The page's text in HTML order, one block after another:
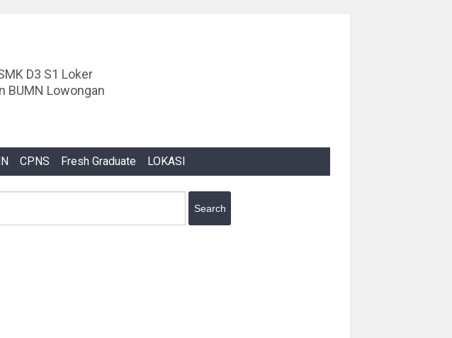
BUMN Lowongan
CPNS Fresh Graduate LOKASI